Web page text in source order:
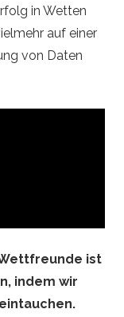
in Wetten
auf einer
von Daten
ist
indem wir